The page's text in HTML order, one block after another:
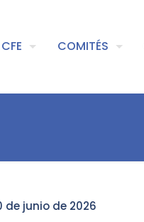
COMITÉS
de junio de 2026